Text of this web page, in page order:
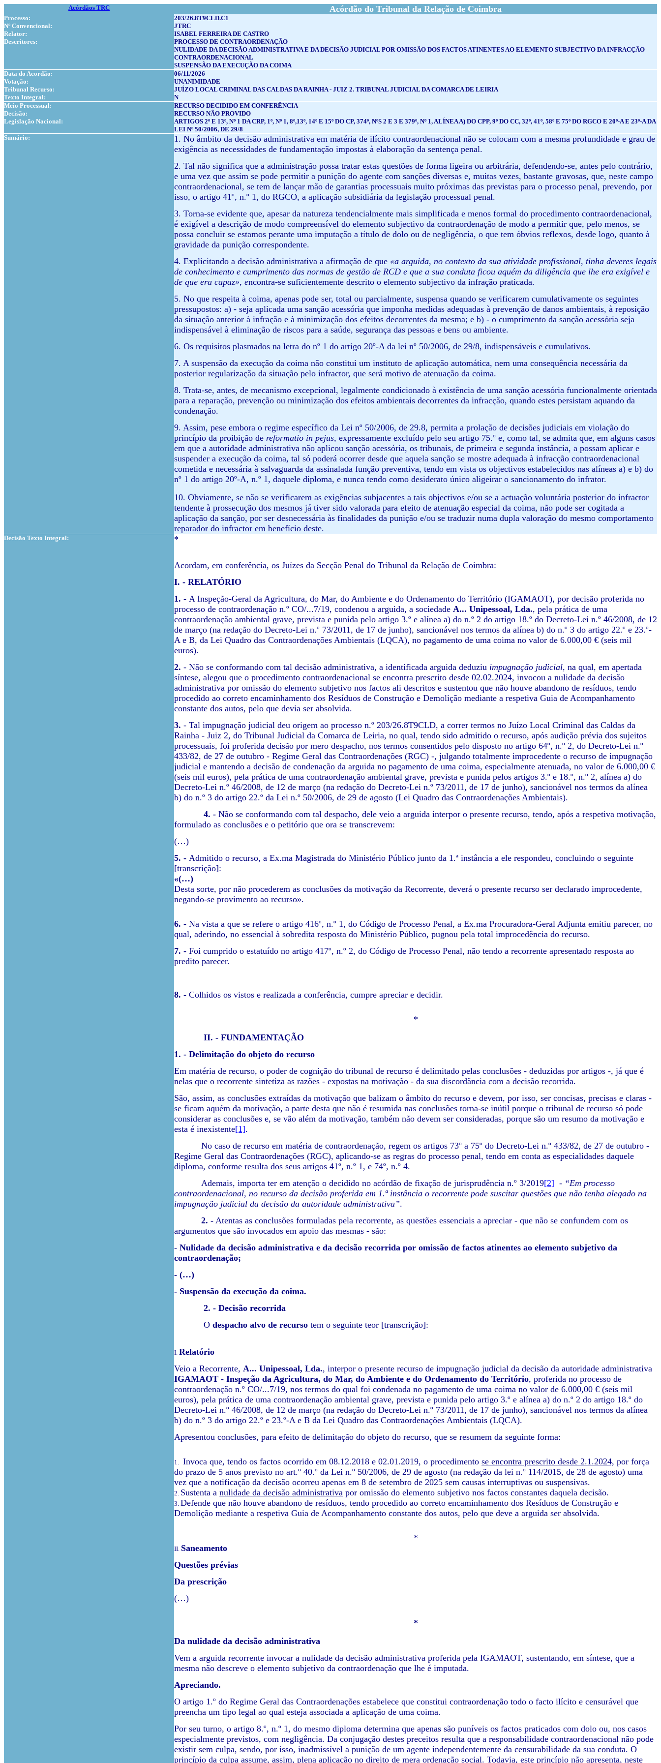
Acórdãos TRC Acórdão do Tribunal da Relação de Coimbra
Processo:
203/26.8T9CLD.C1
Nº Convencional:
JTRC
Relator:
ISABEL FERREIRA DE CASTRO
Descritores:
PROCESSO DE CONTRAORDENAÇÃO
NULIDADE DA DECISÃO ADMINISTRATIVA E DA DECISÃO JUDICIAL POR OMISSÃO DOS FACTOS ATINENTES AO ELEMENTO SUBJECTIVO DA INFRACÇÃO
CONTRAORDENACIONAL
SUSPENSÃO DA EXECUÇÃO DA COIMA
Data do Acordão:
06/11/2026
Votação:
UNANIMIDADE
Tribunal Recurso:
JUÍZO LOCAL CRIMINAL DAS CALDAS DA RAINHA - JUIZ 2. TRIBUNAL JUDICIAL DA COMARCA DE LEIRIA
Texto Integral:
N
Meio Processual:
RECURSO DECIDIDO EM CONFERÊNCIA
Decisão:
RECURSO NÃO PROVIDO
Legislação Nacional:
ARTIGOS 2º E 13º, Nº 1 DA CRP, 1º, Nº 1, 8º,13º, 14º E 15º DO CP, 374º, NºS 2 E 3 E 379º, Nº 1, ALÍNEA A) DO CPP, 9º DO CC, 32º, 41º, 58º E 75º DO RGCO E 20º-A E 23º-A DA
LEI Nº 50/2006, DE 29/8
Sumário:
1. No âmbito da decisão administrativa em matéria de ilícito contraordenacional não se colocam com a mesma profundidade e grau de
exigência as necessidades de fundamentação impostas à elaboração da sentença penal.
2. Tal não significa que a administração possa tratar estas questões de forma ligeira ou arbitrária, defendendo-se, antes pelo contrário,
e uma vez que assim se pode permitir a punição do agente com sanções diversas e, muitas vezes, bastante gravosas, que, neste campo
contraordenacional, se tem de lançar mão de garantias processuais muito próximas das previstas para o processo penal, prevendo, por
isso, o artigo 41º, n.º 1, do RGCO, a aplicação subsidiária da legislação processual penal.
3. Torna-se evidente que, apesar da natureza tendencialmente mais simplificada e menos formal do procedimento contraordenacional,
é exigível a descrição de modo compreensível do elemento subjectivo da contraordenação de modo a permitir que, pelo menos, se
possa concluir se estamos perante uma imputação a título de dolo ou de negligência, o que tem óbvios reflexos, desde logo, quanto à
gravidade da punição correspondente.
4. Explicitando a decisão administrativa a afirmação de que «a arguida, no contexto da sua atividade profissional, tinha deveres legais
de conhecimento e cumprimento das normas de gestão de RCD e que a sua conduta ficou aquém da diligência que lhe era exigível e
de que era capaz», encontra-se suficientemente descrito o elemento subjectivo da infração praticada.
5. No que respeita à coima, apenas pode ser, total ou parcialmente, suspensa quando se verificarem cumulativamente os seguintes
pressupostos: a) - seja aplicada uma sanção acessória que imponha medidas adequadas à prevenção de danos ambientais, à reposição
da situação anterior à infração e à minimização dos efeitos decorrentes da mesma; e b) - o cumprimento da sanção acessória seja
indispensável à eliminação de riscos para a saúde, segurança das pessoas e bens ou ambiente.
6. Os requisitos plasmados na letra do nº 1 do artigo 20º-A da lei nº 50/2006, de 29/8, indispensáveis e cumulativos.
7. A suspensão da execução da coima não constitui um instituto de aplicação automática, nem uma consequência necessária da
posterior regularização da situação pelo infractor, que será motivo de atenuação da coima.
8. Trata-se, antes, de mecanismo excepcional, legalmente condicionado à existência de uma sanção acessória funcionalmente orientada
para a reparação, prevenção ou minimização dos efeitos ambientais decorrentes da infracção, quando estes persistam aquando da
condenação.
9. Assim, pese embora o regime específico da Lei nº 50/2006, de 29.8, permita a prolação de decisões judiciais em violação do
princípio da proibição de reformatio in pejus, expressamente excluído pelo seu artigo 75.º e, como tal, se admita que, em alguns casos
em que a autoridade administrativa não aplicou sanção acessória, os tribunais, de primeira e segunda instância, a possam aplicar e
suspender a execução da coima, tal só poderá ocorrer desde que aquela sanção se mostre adequada à infracção contraordenacional
cometida e necessária à salvaguarda da assinalada função preventiva, tendo em vista os objectivos estabelecidos nas alíneas a) e b) do
nº 1 do artigo 20º-A, n.º 1, daquele diploma, e nunca tendo como desiderato único aligeirar o sancionamento do infrator.
10. Obviamente, se não se verificarem as exigências subjacentes a tais objectivos e/ou se a actuação voluntária posterior do infractor
tendente à prossecução dos mesmos já tiver sido valorada para efeito de atenuação especial da coima, não pode ser cogitada a
aplicação da sanção, por ser desnecessária às finalidades da punição e/ou se traduzir numa dupla valoração do mesmo comportamento
reparador do infractor em benefício deste.
Decisão Texto Integral: *
Acordam, em conferência, os Juízes da Secção Penal do Tribunal da Relação de Coimbra:
I. - RELATÓRIO
1. - A Inspeção-Geral da Agricultura, do Mar, do Ambiente e do Ordenamento do Território (IGAMAOT), por decisão proferida no
processo de contraordenação n.º CO/...7/19, condenou a arguida, a sociedade A... Unipessoal, Lda., pela prática de uma
contraordenação ambiental grave, prevista e punida pelo artigo 3.º e alínea a) do n.º 2 do artigo 18.º do Decreto-Lei n.º 46/2008, de 12
de março (na redação do Decreto-Lei n.º 73/2011, de 17 de junho), sancionável nos termos da alínea b) do n.º 3 do artigo 22.º e 23.º-
A e B, da Lei Quadro das Contraordenações Ambientais (LQCA), no pagamento de uma coima no valor de 6.000,00 € (seis mil
euros).
2. - Não se conformando com tal decisão administrativa, a identificada arguida deduziu impugnação judicial, na qual, em apertada
síntese, alegou que o procedimento contraordenacional se encontra prescrito desde 02.02.2024, invocou a nulidade da decisão
administrativa por omissão do elemento subjetivo nos factos ali descritos e sustentou que não houve abandono de resíduos, tendo
procedido ao correto encaminhamento dos Resíduos de Construção e Demolição mediante a respetiva Guia de Acompanhamento
constante dos autos, pelo que devia ser absolvida.
3. - Tal impugnação judicial deu origem ao processo n.º 203/26.8T9CLD, a correr termos no Juízo Local Criminal das Caldas da
Rainha - Juiz 2, do Tribunal Judicial da Comarca de Leiria, no qual, tendo sido admitido o recurso, após audição prévia dos sujeitos
processuais, foi proferida decisão por mero despacho, nos termos consentidos pelo disposto no artigo 64º, n.º 2, do Decreto-Lei n.º
433/82, de 27 de outubro - Regime Geral das Contraordenações (RGC) -, julgando totalmente improcedente o recurso de impugnação
judicial e mantendo a decisão de condenação da arguida no pagamento de uma coima, especialmente atenuada, no valor de 6.000,00 €
(seis mil euros), pela prática de uma contraordenação ambiental grave, prevista e punida pelos artigos 3.º e 18.º, n.º 2, alínea a) do
Decreto-Lei n.º 46/2008, de 12 de março (na redação do Decreto-Lei n.º 73/2011, de 17 de junho), sancionável nos termos da alínea
b) do n.º 3 do artigo 22.º da Lei n.º 50/2006, de 29 de agosto (Lei Quadro das Contraordenações Ambientais).
4. - Não se conformando com tal despacho, dele veio a arguida interpor o presente recurso, tendo, após a respetiva motivação,
formulado as conclusões e o petitório que ora se transcrevem:
(…)
5. - Admitido o recurso, a Ex.ma Magistrada do Ministério Público junto da 1.ª instância a ele respondeu, concluindo o seguinte
[transcrição]:
«(…)
Desta sorte, por não procederem as conclusões da motivação da Recorrente, deverá o presente recurso ser declarado improcedente,
negando-se provimento ao recurso».
6. - Na vista a que se refere o artigo 416º, n.º 1, do Código de Processo Penal, a Ex.ma Procuradora-Geral Adjunta emitiu parecer, no
qual, aderindo, no essencial à sobredita resposta do Ministério Público, pugnou pela total improcedência do recurso.
7. - Foi cumprido o estatuído no artigo 417º, n.º 2, do Código de Processo Penal, não tendo a recorrente apresentado resposta ao
predito parecer.
8. - Colhidos os vistos e realizada a conferência, cumpre apreciar e decidir.
*
II. - FUNDAMENTAÇÃO
1. - Delimitação do objeto do recurso
Em matéria de recurso, o poder de cognição do tribunal de recurso é delimitado pelas conclusões - deduzidas por artigos -, já que é
nelas que o recorrente sintetiza as razões - expostas na motivação - da sua discordância com a decisão recorrida.
São, assim, as conclusões extraídas da motivação que balizam o âmbito do recurso e devem, por isso, ser concisas, precisas e claras -
se ficam aquém da motivação, a parte desta que não é resumida nas conclusões torna-se inútil porque o tribunal de recurso só pode
considerar as conclusões e, se vão além da motivação, também não devem ser consideradas, porque são um resumo da motivação e
esta é inexistente[1].
No caso de recurso em matéria de contraordenação, regem os artigos 73º a 75º do Decreto-Lei n.º 433/82, de 27 de outubro -
Regime Geral das Contraordenações (RGC), aplicando-se as regras do processo penal, tendo em conta as especialidades daquele
diploma, conforme resulta dos seus artigos 41º, n.º 1, e 74º, n.º 4.
Ademais, importa ter em atenção o decidido no acórdão de fixação de jurisprudência n.º 3/2019[2] - “Em processo
contraordenacional, no recurso da decisão proferida em 1.ª instância o recorrente pode suscitar questões que não tenha alegado na
impugnação judicial da decisão da autoridade administrativa”.
2. - Atentas as conclusões formuladas pela recorrente, as questões essenciais a apreciar - que não se confundem com os
argumentos que são invocados em apoio das mesmas - são:
- Nulidade da decisão administrativa e da decisão recorrida por omissão de factos atinentes ao elemento subjetivo da
contraordenação;
- (…)
- Suspensão da execução da coima.
2. - Decisão recorrida
O despacho alvo de recurso tem o seguinte teor [transcrição]:
I. Relatório
Veio a Recorrente, A... Unipessoal, Lda., interpor o presente recurso de impugnação judicial da decisão da autoridade administrativa
IGAMAOT - Inspeção da Agricultura, do Mar, do Ambiente e do Ordenamento do Território, proferida no processo de
contraordenação n.º CO/...7/19, nos termos do qual foi condenada no pagamento de uma coima no valor de 6.000,00 € (seis mil
euros), pela prática de uma contraordenação ambiental grave, prevista e punida pelo artigo 3.º e alínea a) do n.º 2 do artigo 18.º do
Decreto-Lei n.º 46/2008, de 12 de março (na redação do Decreto-Lei n.º 73/2011, de 17 de junho), sancionável nos termos da alínea
b) do n.º 3 do artigo 22.º e 23.º-A e B da Lei Quadro das Contraordenações Ambientais (LQCA).
Apresentou conclusões, para efeito de delimitação do objeto do recurso, que se resumem da seguinte forma:
1. Invoca que, tendo os factos ocorrido em 08.12.2018 e 02.01.2019, o procedimento se encontra prescrito desde 2.1.2024, por força
do prazo de 5 anos previsto no art.º 40.º da Lei n.º 50/2006, de 29 de agosto (na redação da lei n.º 114/2015, de 28 de agosto) uma
vez que a notificação da decisão ocorreu apenas em 8 de setembro de 2025 sem causas interruptivas ou suspensivas.
2. Sustenta a nulidade da decisão administrativa por omissão do elemento subjetivo nos factos constantes daquela decisão.
3. Defende que não houve abandono de resíduos, tendo procedido ao correto encaminhamento dos Resíduos de Construção e
Demolição mediante a respetiva Guia de Acompanhamento constante dos autos, pelo que deve a arguida ser absolvida.
*
II. Saneamento
Questões prévias
Da prescrição
(…)
*
Da nulidade da decisão administrativa
Vem a arguida recorrente invocar a nulidade da decisão administrativa proferida pela IGAMAOT, sustentando, em síntese, que a
mesma não descreve o elemento subjetivo da contraordenação que lhe é imputada.
Apreciando.
O artigo 1.º do Regime Geral das Contraordenações estabelece que constitui contraordenação todo o facto ilícito e censurável que
preencha um tipo legal ao qual esteja associada a aplicação de uma coima.
Por seu turno, o artigo 8.º, n.º 1, do mesmo diploma determina que apenas são puníveis os factos praticados com dolo ou, nos casos
especialmente previstos, com negligência. Da conjugação destes preceitos resulta que a responsabilidade contraordenacional não pode
existir sem culpa, sendo, por isso, inadmissível a punição de um agente independentemente da censurabilidade da sua conduta. O
princípio da culpa assume, assim, plena aplicação no direito de mera ordenação social. Todavia, este princípio não apresenta, neste